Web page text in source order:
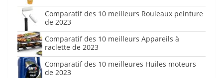
Comparatif des 10 meilleurs Rouleaux peinture
de 2023
Comparatif des 10 meilleurs Appareils à
raclette de 2023
Comparatif des 10 meilleures Huiles moteurs
de 2023